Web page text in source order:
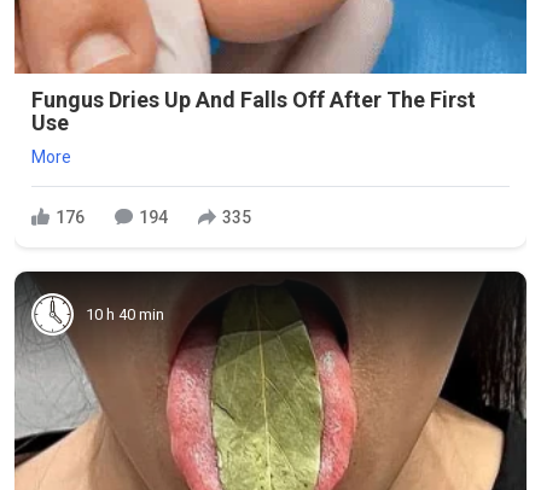
Fungus Dries Up And Falls Off After The First
Use
More
176 194 335
10 h 40 min